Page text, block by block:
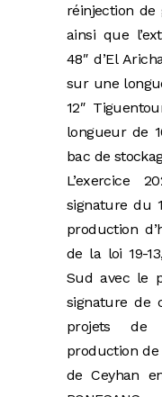
réinjection de
ainsi que
48″ d’El
sur une
12″
longueur de
bac de
L’exercice
signature du
production
de la loi 19-
Sud avec le
signature de
projets de
production
de Ceyhan